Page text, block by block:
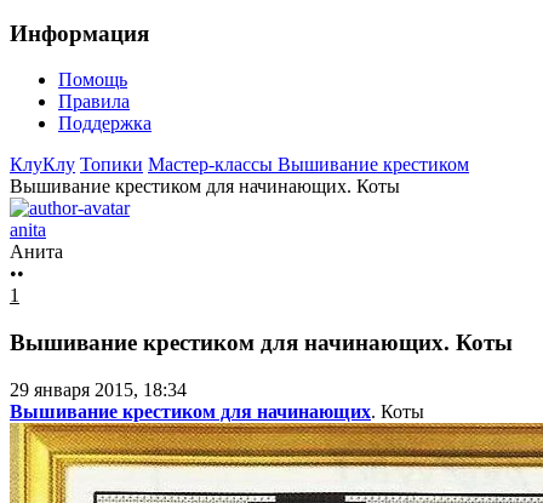
Информация
Помощь
Правила
Поддержка
КлуКлу Топики Мастер-классы Вышивание крестиком
Вышивание крестиком для начинающих. Коты
anita
Анита
••
1
Вышивание крестиком для начинающих. Коты
29 января 2015, 18:34
Вышивание крестиком для начинающих. Коты